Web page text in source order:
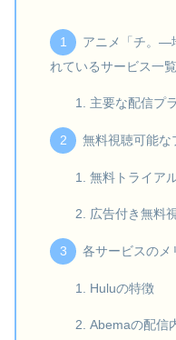
アニメ「チ。―
れているサービス一覧
主要な配信プ
無料視聴可能な
無料トライア
広告付き無料
各サービスのメ
Huluの特徴
Abemaの配信